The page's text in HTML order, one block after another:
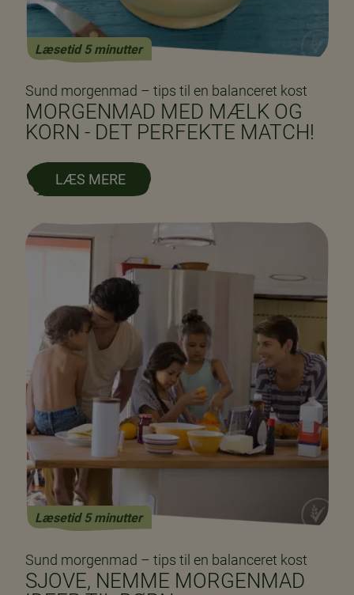
Læsetid 5 minutter
Sund morgenmad – tips til en balanceret kost
MORGENMAD MED MÆLK OG
KORN - DET PERFEKTE MATCH!
LÆS MERE
Læsetid 5 minutter
Sund morgenmad – tips til en balanceret kost
SJOVE, NEMME MORGENMAD